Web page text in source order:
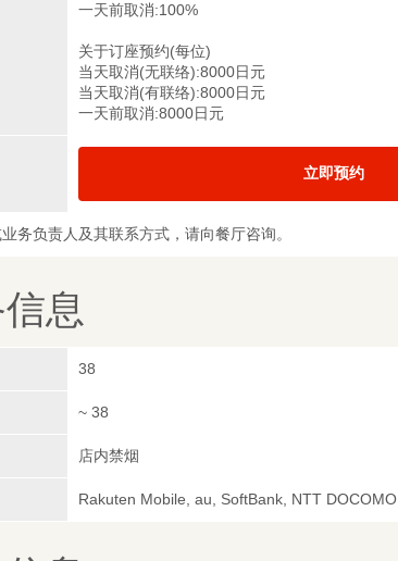
一天前取消:100%
关于订座预约(每位)
当天取消(无联络):8000日元
当天取消(有联络):8000日元
一天前取消:8000日元
立即预约
务负责人及其联系方式，请向餐厅咨询。
息
38
~ 38
店内禁烟
Rakuten Mobile, au, SoftBank, NTT DOCOMO